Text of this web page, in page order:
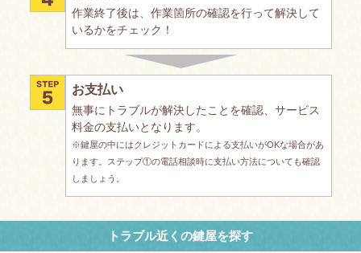
作業終了後は、作業箇所の確認を行って解決して
いるかをチェック！
お支払い
無事にトラブルが解決したことを確認、サービス
料金の支払いとなります。
※鍵屋の中にはクレジットカードによる支払いがOKな場合があ
ります。ステップ①の電話相談時に支払い方法についても確認
しましょう。
トラブル近くの鍵屋を探す